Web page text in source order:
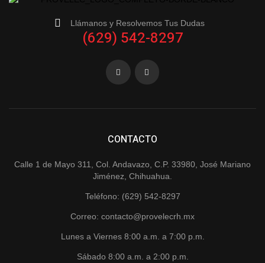
Llámanos y Resolvemos Tus Dudas
(629) 542-8297
CONTACTO
Calle 1 de Mayo 311, Col. Andavazo, C.P. 33980, José Mariano
Jiménez, Chihuahua.
Teléfono: (629) 542-8297
Correo: contacto@provelecrh.mx
Lunes a Viernes 8:00 a.m. a 7:00 p.m.
Sábado 8:00 a.m. a 2:00 p.m.